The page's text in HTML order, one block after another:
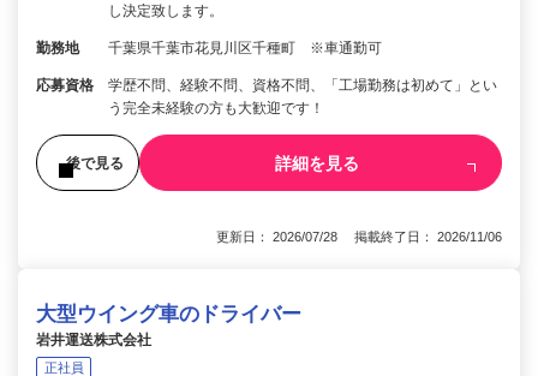
し決定致します。
勤務地 千葉県千葉市花見川区千種町 ※車通勤可
応募資格
学歴不問、経験不問、資格不問、「工場勤務は初めて」とい
う完全未経験の方も大歓迎です！
後で見る 詳細を見る
更新日： 2026/07/28 掲載終了日： 2026/11/06
大型ウイング車のドライバー
岩井運送株式会社
正社員